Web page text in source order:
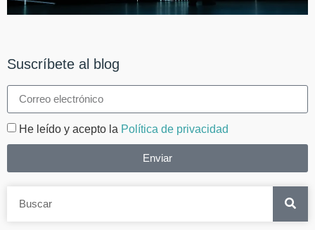
Suscríbete al blog
He leído y acepto la Política de privacidad
Enviar